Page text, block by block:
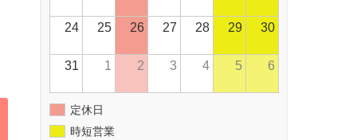
24 25 26 27 28 29 30
31 1 2 3 4 5 6
定休日
時短営業